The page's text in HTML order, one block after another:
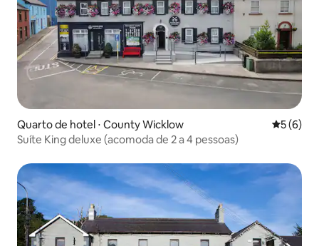
Quarto de hotel ⋅ County Wicklow 5 de
5 (6)
Suíte King deluxe (acomoda de 2 a 4 pessoas)